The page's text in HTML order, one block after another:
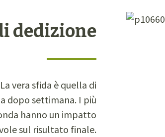
dedizione
vera sfida è quella di
dopo settimana. I più
hanno un impatto
sul risultato finale.